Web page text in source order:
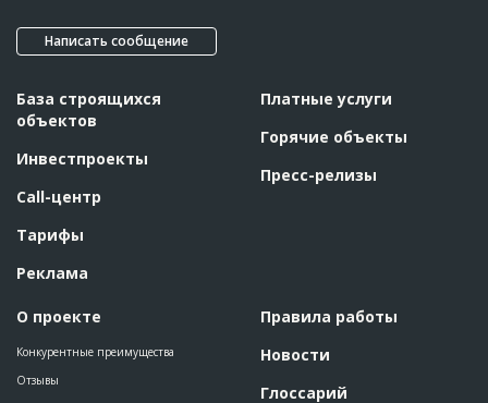
Написать сообщение
База строящихся
объектов
Инвестпроекты
Call-центр
Тарифы
Реклама
О проекте
Конкурентные преимущества
Отзывы
Платные услуги
Горячие объекты
Пресс-релизы
Правила работы
Новости
Глоссарий